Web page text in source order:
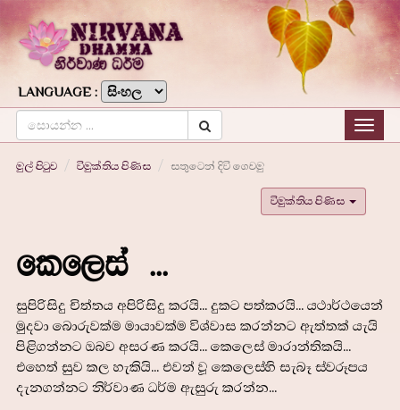
LANGUAGE :
මුල් පිටුව විමුක්තිය පිණිස සතුටෙන් දිවි ගෙවමු
විමුක්තිය පිණිස
කෙලෙස් ...
සුපිරිසිදු චිත්තය අපිරිසිදු කරයි... දුකට පත්කරයි... යථාර්ථයෙන්
මුදවා බොරුවක්ම මායාවක්ම විශ්වාස කරන්නට ඇත්තක් යැයි
පිළිගන්නට ඔබව අසරණ කරයි... කෙලෙස් මාරාන්තිකයි...
එහෙත් සුව කල හැකියි... එවන් වූ කෙලෙස්හි සැබෑ ස්වරූපය
දැනගන්නට නිර්වාණ ධර්ම ඇසුරු කරන්න...